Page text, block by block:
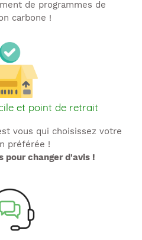
de programmes de
carbone !
et point de retrait
vous qui choisissez votre
préférée !
pour changer d'avis !